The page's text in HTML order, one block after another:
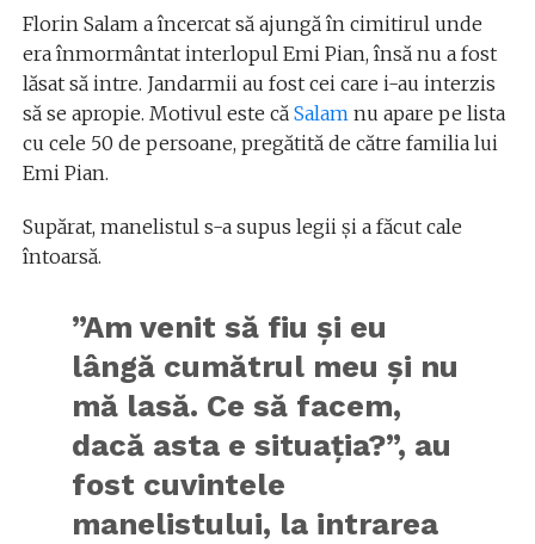
Florin Salam a încercat să ajungă în cimitirul unde
era înmormântat interlopul Emi Pian, însă nu a fost
lăsat să intre. Jandarmii au fost cei care i-au interzis
să se apropie. Motivul este căSalamnu apare pe lista
cu cele 50 de persoane, pregătită de către familia lui
Emi Pian.
Supărat, manelistul s-a supus legii și a făcut cale
întoarsă.
”Am venit să fiu și eu
lângă cumătrul meu și nu
mă lasă. Ce să facem,
dacă asta e situația?”, au
fost cuvintele
manelistului, la intrarea